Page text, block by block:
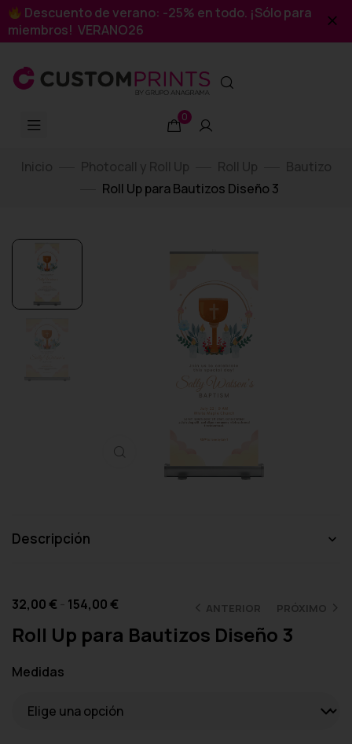
Descuento de verano: -25% en todo. ¡Sólo para
miembros! VERANO26
0
Inicio Photocall y Roll Up Roll Up
Bautizo
Roll Up para Bautizos Diseño 3
Descripción
ANTERIOR PRÓXIMO
32,00€ 154,00€
Roll Up para Bautizos Diseño 3
Medidas